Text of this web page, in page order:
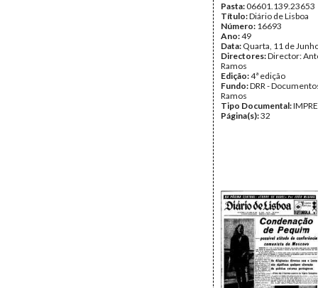
Pasta:06601.139.23653
Título:Diário de Lisboa
Número: 16693
Ano:49
Data: Quarta, 11 de
Directores:Director:
Ramos
Edição:4ª edição
Fundo:DRR -
Ramos
Tipo Documental:
Página(s):32